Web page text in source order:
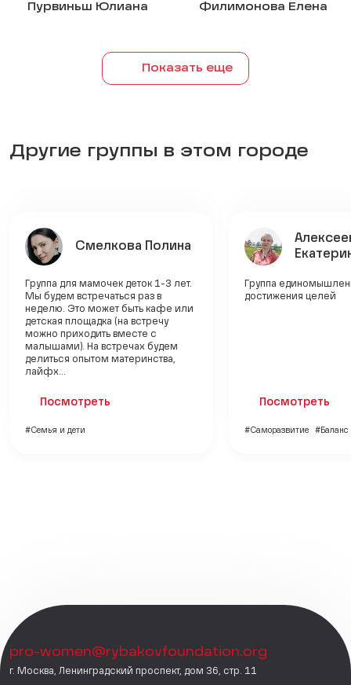
Пурвиньш Юлиана Филимонова Елена
Показать еще
Другие группы в этом городе
Смелкова Полина
Группа для мамочек деток 1-3 лет.
Мы будем встречаться раз в
неделю. Это может быть кафе или
детская площадка (на встречу
можно приходить вместе с
малышами). На встречах будем
делиться опытом материнства,
лайфх...
Посмотреть
#Семья и дети
Группа
достижения целей
Посмотреть
#Саморазвитие
pro-women@rybakovfoundation.org
г. Москва, Ленинградский проспект, дом 36, стр. 11